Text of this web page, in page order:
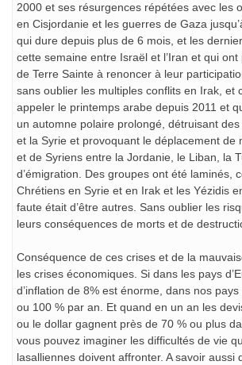
2000 et ses résurgences répétées avec les
en Cisjordanie et les guerres de Gaza
qui dure depuis plus de 6 mois, et les
cette semaine entre Israël et l’Iran et qui
de Terre Sainte à renoncer à leur
sans oublier les multiples conflits en Irak, et
appeler le printemps arabe depuis 2011 et
un automne polaire prolongé, détruisant des
et la Syrie et provoquant le déplacement de
et de Syriens entre la Jordanie, le Liban, la
d’émigration. Des groupes ont été laminés,
Chrétiens en Syrie et en Irak et les Yézidis
faute était d’être autres. Sans oublier les
leurs conséquences de morts et de
Conséquence de ces crises et de la
les crises économiques. Si dans les pays
d’inflation de 8% est énorme, dans nos
ou 100 % par an. Et quand en un an les
ou le dollar gagnent près de 70 % ou plus
vous pouvez imaginer les difficultés de vie
lasalliennes doivent affronter. A savoir aussi